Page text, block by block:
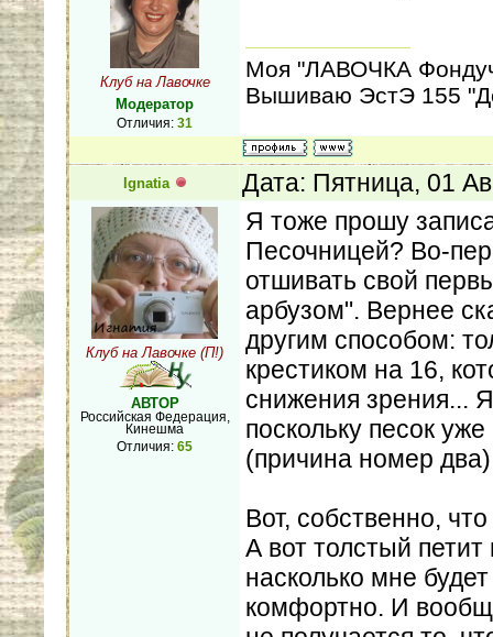
Клуб на Лавочке
Модератор
Отличия: 31
Моя "ЛАВОЧКА
Вышиваю ЭстЭ 155
Ignatia Дата: Пятница, 01
Клуб на Лавочке (П!)
АВТОР
Российская Федерация,
Кинешма
Отличия: 65
Я тоже прошу
Песочницей? Во-
отшивать свой
арбузом". Вернее
другим способом:
крестиком на 16,
снижения зрения...
поскольку песок
(причина номер
Вот, собственно,
А вот толстый
насколько мне
комфортно. И